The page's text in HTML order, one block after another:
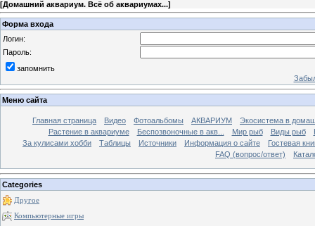
[Домашний аквариум. Всё об аквариумах...]
Форма входа
Логин:
Пароль:
запомнить
Меню сайта
Главная страница Видео Фотоальбомы АКВАРИУМ
Экосистема в
Растение в аквариуме
Беспозвоночные в акв... Мир рыб Виды рыб
За кулисами хобби
Таблицы Источники Информация о сайте
Гостевая
FAQ (вопрос/ответ)
Categories
Другое
Компьютерные игры